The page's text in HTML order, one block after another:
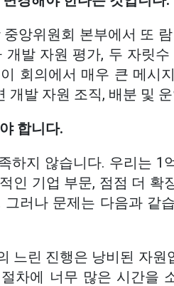
중앙위원회 본부에서 또
개발 자원 평가, 두 자릿
회의에서 매우 큰 메시
개발 자원 조직, 배분 및
합니다.
하지 않습니다. 우리는 1
인 기업 부문, 점점 더
러나 문제는 다음과 같
느린 진행은 낭비된 자
차에 너무 많은 시간을